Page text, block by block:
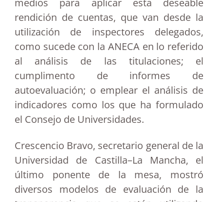
medios para aplicar esta deseable
rendición de cuentas, que van desde la
utilización de inspectores delegados,
como sucede con la ANECA en lo referido
al análisis de las titulaciones; el
cumplimento de informes de
autoevaluación; o emplear el análisis de
indicadores como los que ha formulado
el Consejo de Universidades.
Crescencio Bravo, secretario general de la
Universidad de Castilla–La Mancha, el
último ponente de la mesa, mostró
diversos modelos de evaluación de la